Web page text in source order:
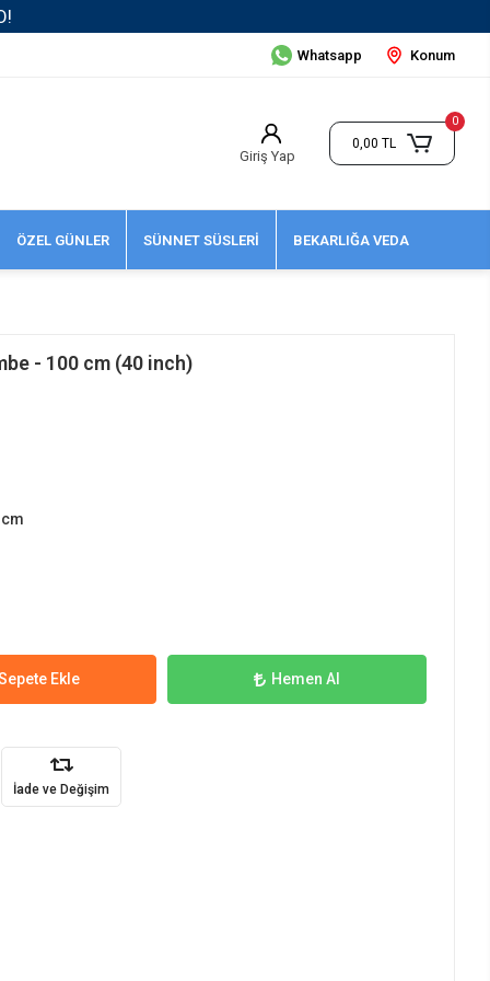
Whatsapp Konum
Giriş Yap
0
0,00 TL
ÖZEL GÜNLER SÜNNET SÜSLERİ BEKARLIĞA VEDA
- 100 cm (40 inch)
Ekle Hemen Al
İade ve Değişim